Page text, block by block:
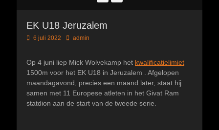
EK U18 Jeruzalem
Geplaatst
6 juli 2022 Author
admin
Op 4 juni liep Mick Wolvekamp het kwalificatielimiet
1500m voor het EK U18 in Jeruzalem . Afgelopen
maandagavond, precies een maand later, staat hij
samen met 11 Europese atleten in het Givat Ram
statdion aan de start van de tweede serie.